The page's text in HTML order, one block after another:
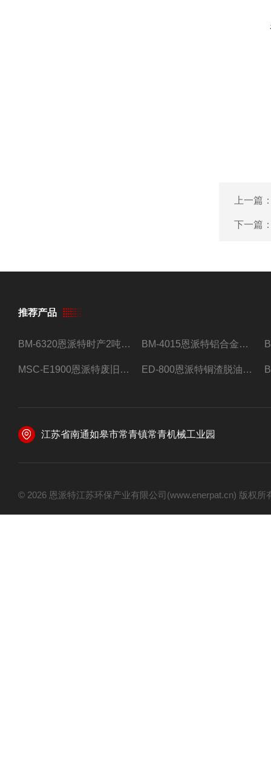
上一篇
下一篇
推荐产品
BM-6320恩派特时产2吨合金钢屑压饼机 BM-4015恩派特铝合金屑压饼机 脱油效果好
MSC-E1900恩派特废旧锂电池极片破碎处理设备 ED-800恩派特铜渣脱油机废铜屑铝屑甩油机
江苏省南通如皋市常青镇常青机械工业园
© 2026 恩派特江苏环保产业有限公司(www.enerpat.cn) 版权